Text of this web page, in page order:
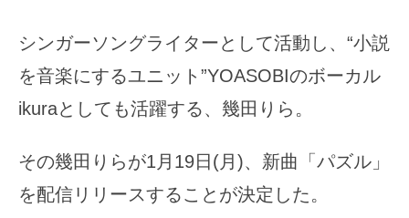
シンガーソングライターとして活動し、“小説
を音楽にするユニット”YOASOBIのボーカル
ikuraとしても活躍する、幾田りら。
その幾田りらが1月19日(月)、新曲「パズル」
を配信リリースすることが決定した。